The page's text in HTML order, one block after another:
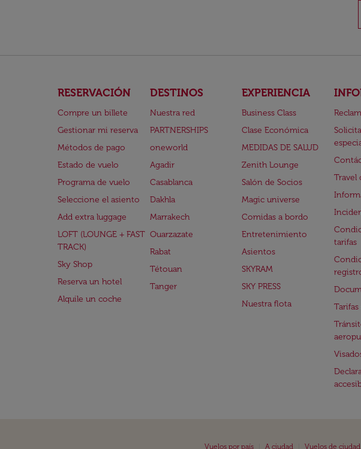
RESERVACIÓN
Compre un billete
Gestionar mi reserva
Métodos de pago
Estado de vuelo
Programa de vuelo
Seleccione el asiento
Add extra luggage
LOFT (LOUNGE + FAST
TRACK)
Sky Shop
Reserva un hotel
Alquile un coche
DESTINOS
Nuestra red
PARTNERSHIPS
oneworld
Agadir
Casablanca
Dakhla
Marrakech
Ouarzazate
Rabat
Tétouan
Tanger
EXPERIENCIA
Business Class
Clase Económica
MEDIDAS DE SALUD
Zenith Lounge
Salón de Socios
Magic universe
Comidas a bordo
Entretenimiento
Asientos
SKYRAM
SKY PRESS
Nuestra flota
Travel
tarifas
Vuelos por país A ciudad Vuelos de